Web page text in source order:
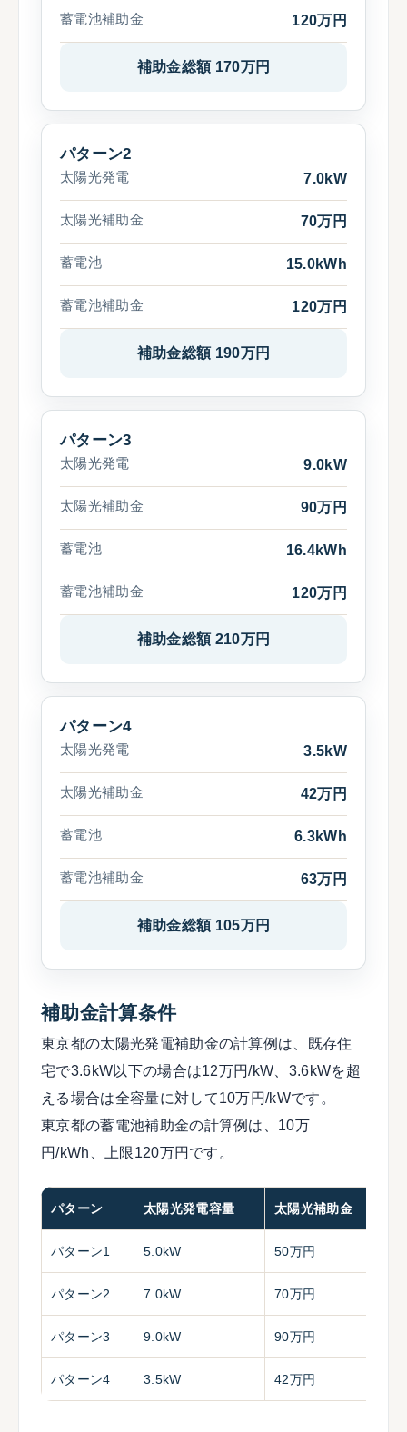
蓄電池補助金 120万円
補助金総額 170万円
パターン2
太陽光発電 7.0kW
太陽光補助金 70万円
蓄電池 15.0kWh
蓄電池補助金 120万円
補助金総額 190万円
パターン3
太陽光発電 9.0kW
太陽光補助金 90万円
蓄電池 16.4kWh
蓄電池補助金 120万円
補助金総額 210万円
パターン4
太陽光発電 3.5kW
太陽光補助金 42万円
蓄電池 6.3kWh
蓄電池補助金 63万円
補助金総額 105万円
補助金計算条件
東京都の太陽光発電補助金の計算例は、既存住
宅で3.6kW以下の場合は12万円/kW、3.6kWを超
える場合は全容量に対して10万円/kWです。
東京都の蓄電池補助金の計算例は、10万
円/kWh、上限120万円です。
パターン 太陽光発電容量 太陽光補助金
パターン1 5.0kW 50万円
パターン2 7.0kW 70万円
パターン3 9.0kW 90万円
パターン4 3.5kW 42万円